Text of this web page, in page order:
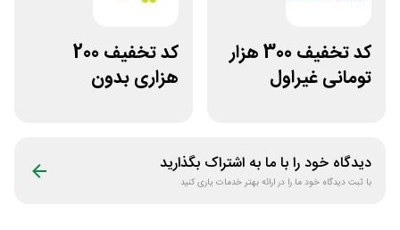
کد تخفیف 300 هزار
تومانی غیراول
کد تخفیف 200
هزاری بدون
دیدگاه خود را با ما به اشتراک بگذارید
با ثبت دیدگاه خود ما را در ارائه بهتر خدمات یاری کنید